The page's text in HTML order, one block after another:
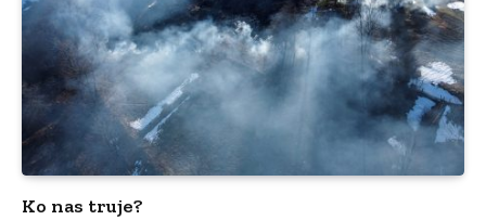
Ko nas truje?